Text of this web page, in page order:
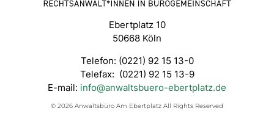
Ebertplatz 10
50668 Köln
Telefon: (0221) 92 15 13-0
Telefax: (0221) 92 15 13-9
E-mail: info@anwaltsbuero-ebertplatz.de
© 2026 Anwaltsbüro Am Ebertplatz All Rights Reserved